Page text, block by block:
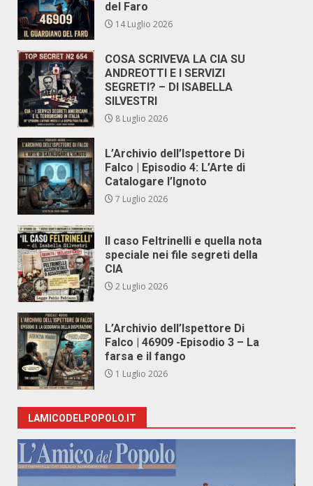
del Faro
14 Luglio 2026
COSA SCRIVEVA LA CIA SU
ANDREOTTI E I SERVIZI
SEGRETI? – DI ISABELLA
SILVESTRI
8 Luglio 2026
L’Archivio dell’Ispettore Di
Falco | Episodio 4: L’Arte di
Catalogare l’Ignoto
7 Luglio 2026
Il caso Feltrinelli e quella nota
speciale nei file segreti della
CIA
2 Luglio 2026
L’Archivio dell’Ispettore Di
Falco | 46909 -Episodio 3 – La
farsa e il fango
1 Luglio 2026
LAMICODELPOPOLO.IT